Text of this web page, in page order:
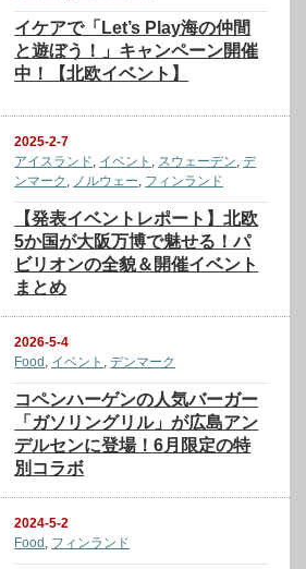
イケアで「Let’s Play海の仲間
と遊ぼう！」キャンペーン開催
中！【北欧イベント】
2025-2-7
アイスランド イベント スウェーデン ,デ
ンマーク
ノルウェー フィンランド
【発表イベントレポート】北欧
5か国が大阪万博で魅せる！パ
ビリオンの全貌＆開催イベント
まとめ
2026-5-4
Food イベント ,デンマーク
コペンハーゲンの人気バーガー
「ガソリングリル」が広島アン
デルセンに登場！6月限定の特
別コラボ
2024-5-2
Food フィンランド